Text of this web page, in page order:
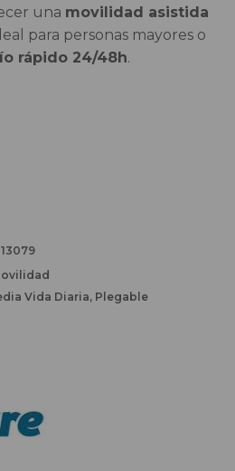
una movilidad asistida
para personas mayores o
rápido 24/48h.
13079
Vida Diaria Plegable